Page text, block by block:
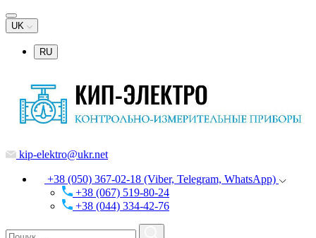
UK
RU
kip-elektro@ukr.net
+38 (050) 367-02-18 (Viber, Telegram, WhatsApp)
+38 (067) 519-80-24
+38 (044) 334-42-76